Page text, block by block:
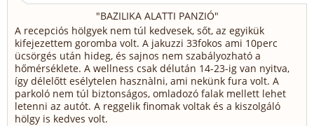
"BAZILIKA ALATTI PANZIÓ"
A recepciós hölgyek nem túl kedvesek, sőt, az egyikük
kifejezettem goromba volt. A jakuzzi 33fokos ami 10perc
ücsörgés után hideg, és sajnos nem szabályozható a
hőmérséklete. A wellness csak délután 14-23-ig van nyitva,
így délelőtt esélytelen hasznàlni, ami nekünk fura volt. A
parkoló nem túl biztonságos, omladozó falak mellett lehet
letenni az autót. A reggelik finomak voltak és a kiszolgáló
hölgy is kedves volt.